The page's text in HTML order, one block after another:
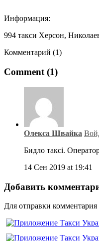
Информация:
994 такси Херсон,
Комментарий (1)
Comment (1)
Олекса Швайка
Бидло таксі.
14 Сен 2019 at 19:41
Добавить
Для отправки